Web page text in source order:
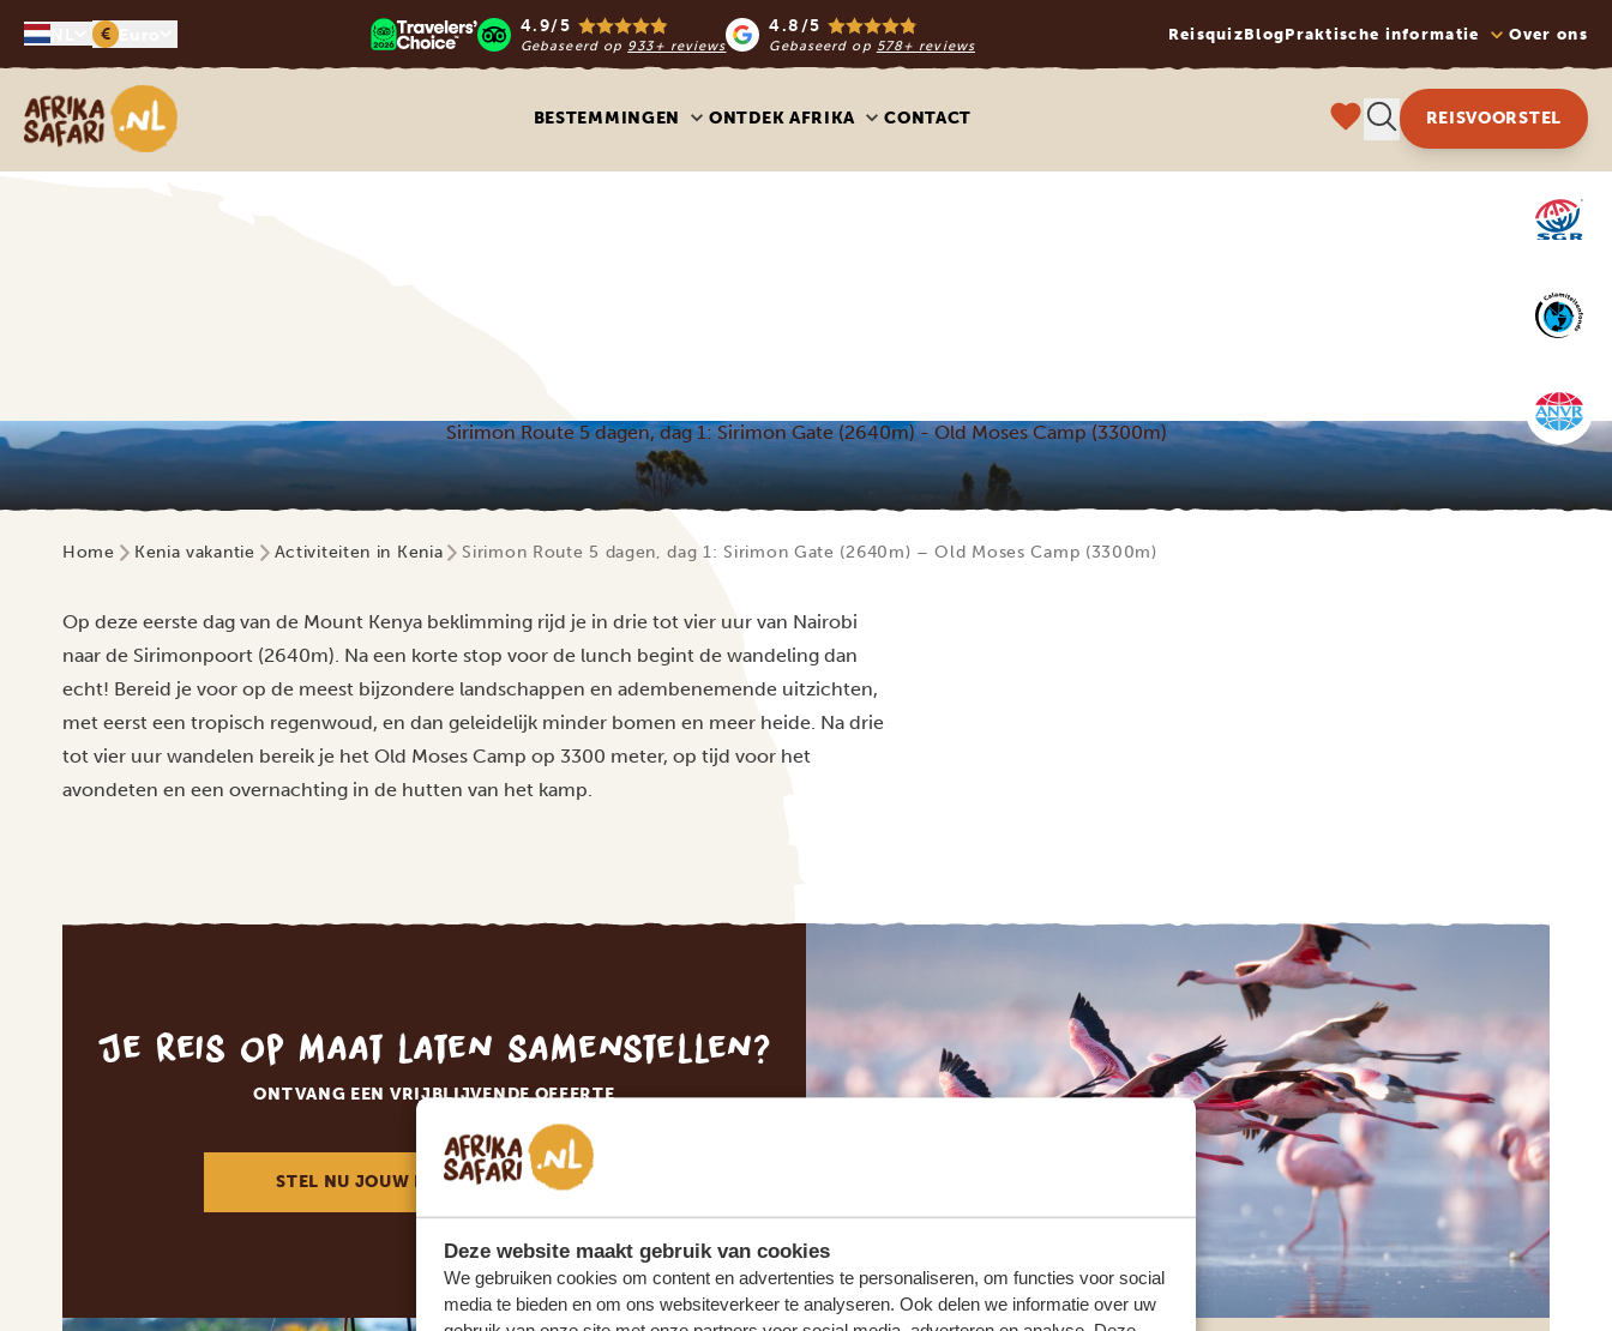
Deze website maakt gebruik van cookies
We gebruiken cookies om content en advertenties te personaliseren, om functies voor social
media te bieden en om ons websiteverkeer te analyseren. Ook delen we informatie over uw
€ 4.9/5
Gebaseerd op 933+ reviews
4.8/5
Gebaseerd op 578+ reviews
ReisquizBlogPraktische informatie Over ons
Afrika safari
BESTEMMINGEN ONTDEK AFRIKA CONTACT REISVOORSTEL
Sirimon Route 5 dagen, dag 1: Sirimon Gate (2640m) - Old Moses Camp (3300m)
Home Kenia vakantie Activiteiten in Kenia Sirimon Route 5 dagen, dag 1: Sirimon Gate (2640m) – Old Moses Camp (3300m)
Op deze eerste dag van de Mount Kenya beklimming rijd je in drie tot vier uur van Nairobi
naar de Sirimonpoort (2640m). Na een korte stop voor de lunch begint de wandeling dan
echt! Bereid je voor op de meest bijzondere landschappen en adembenemende uitzichten,
met eerst een tropisch regenwoud, en dan geleidelijk minder bomen en meer heide. Na drie
tot vier uur wandelen bereik je het Old Moses Camp op 3300 meter, op tijd voor het
avondeten en een overnachting in de hutten van het kamp.
Je reis op maat laten samenstellen?
ONTVANG EEN VRIJBLIJVENDE OFFERTE
STEL NU JOUW DROOMREIS SAMEN